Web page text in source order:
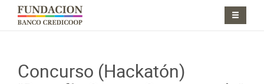
Pasar al contenido principal
Jump to main content
Concurso (Hackatón)